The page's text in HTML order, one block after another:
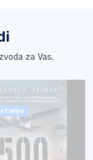
za Vas.
stanju